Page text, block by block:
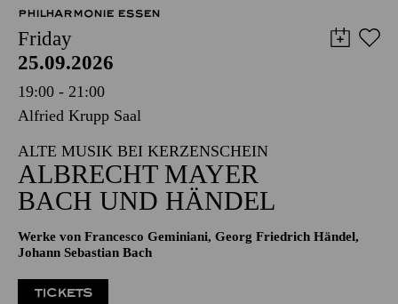
PHILHARMONIE ESSEN
Friday
25.09.2026
19:00 - 21:00
Alfried Krupp Saal
ALTE MUSIK BEI KERZENSCHEIN
ALBRECHT MAYER
BACH UND HÄNDEL
Werke von Francesco Geminiani, Georg Friedrich Händel,
Johann Sebastian Bach
TICKETS